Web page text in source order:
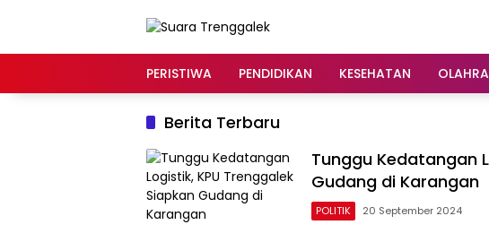
PERISTIWA
PENDIDIKAN KESEHATAN
Berita Terbaru
Tunggu Kedatangan
Gudang di Karangan
POLITIK 20 September 2024